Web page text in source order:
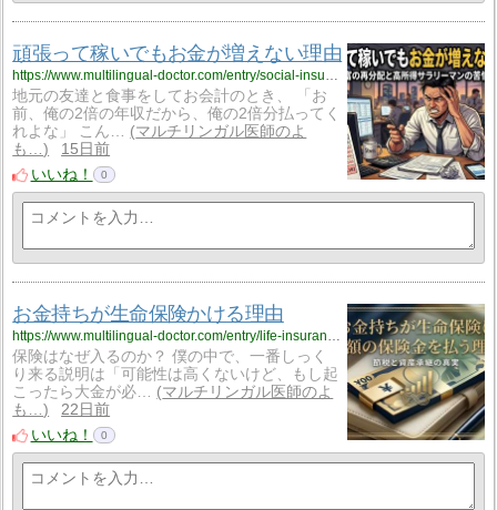
頑張って稼いでもお金が増えない理由
https://www.multilingual-doctor.com/entry/social-insurance?utm_source=feed
地元の友達と食事をしてお会計のとき、 「お
前、俺の2倍の年収だから、俺の2倍分払ってく
れよな」 こん…
マルチリンガル医師のよ
も…
15日前
いいね！
0
お金持ちが生命保険かける理由
https://www.multilingual-doctor.com/entry/life-insurance?utm_source=feed
保険はなぜ入るのか？ 僕の中で、一番しっく
り来る説明は「可能性は高くないけど、もし起
こったら大金が必…
マルチリンガル医師のよ
も…
22日前
いいね！
0